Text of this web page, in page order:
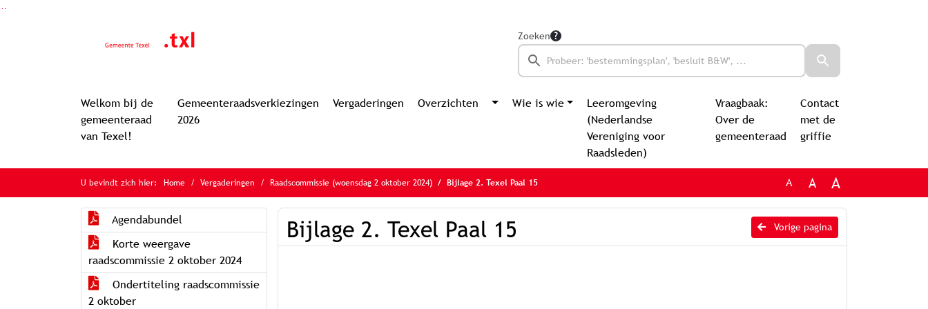
Zoeken
Welkom bij de
gemeenteraad
van Texel!
Gemeenteraadsverkiezingen
2026
Vergaderingen Overzichten Wie is wie
Leeromgeving
(Nederlandse
Vereniging voor
Raadsleden)
Vraagbaak:
Over de
gemeenteraad
Contact
met de
griffie
U bevindt zich hier: Home Vergaderingen Raadscommissie (woensdag 2 oktober 2024) Bijlage 2. Texel Paal 15 A A A
Agendabundel
Korte weergave
raadscommissie 2 oktober 2024
Ondertiteling raadscommissie
2 oktober
Vorige pagina
Bijlage 2. Texel Paal 15